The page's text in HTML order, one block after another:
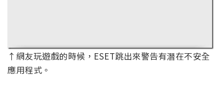
↑網友玩遊戲的時候，ESET跳出來警告有潛在不安全
應用程式。